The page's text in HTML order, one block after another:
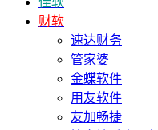
财软
速达财务
管家婆
金蝶软件
用友软件
友加畅捷